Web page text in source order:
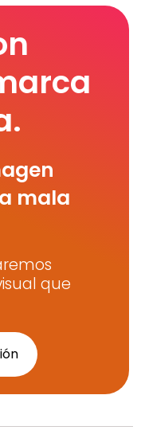
mala
que